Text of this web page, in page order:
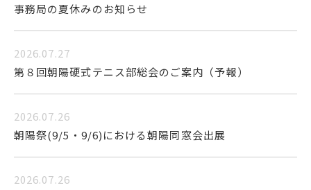
事務局の夏休みのお知らせ
2026.07.27
第８回朝陽硬式テニス部総会のご案内（予報）
2026.07.26
朝陽祭(9/5・9/6)における朝陽同窓会出展
2026.07.26